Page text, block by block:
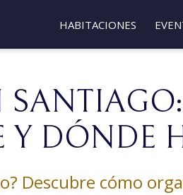
HABITACIONES
Y DÓNDE
Descubre cómo